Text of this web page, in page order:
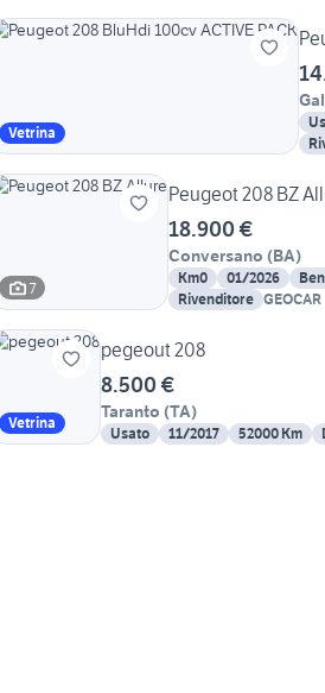
Vetrina
7
Peugeot 208 BZ
18.900 €
Conversano (BA)
Km0 01/2026
Rivenditore GEOCAR
Vetrina
pegeout 208
8.500 €
Taranto (TA)
Usato 11/2017 52000 Km